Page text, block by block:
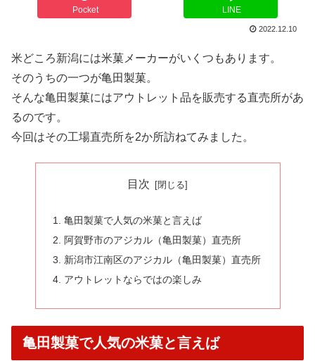
Pocket LINE
2022.12.10
米どころ新潟には米菓メーカーがいくつもあります。
そのうちの一つが亀田製菓。
そんな亀田製菓にはアウトレット品を販売する直売所があ
るのです。
今回はその工場直売所を2か所訪ねてみました。
目次
亀田製菓で人気の米菓と言えば
阿賀野市のアジカル（亀田製菓）直売所
新潟市江南区のアジカル（亀田製菓）直売所
アウトレットならではの楽しみ
亀田製菓で人気の米菓と言えば